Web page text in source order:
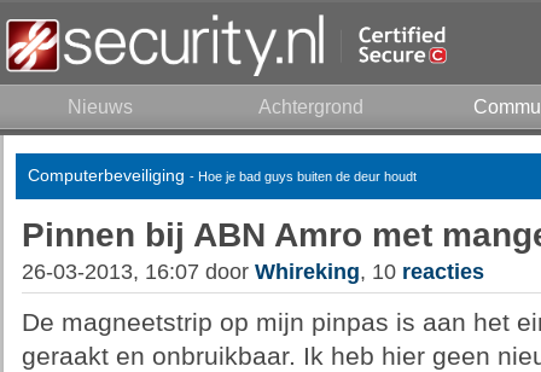
Nieuws Achtergrond
Computerbeveiliging - Hoe je bad guys buiten de deur houdt
Pinnen bij ABN Amro met
26-03-2013, 16:07 door Whireking, 10 reacties
De magneetstrip op mijn pinpas is aan het
geraakt en onbruikbaar. Ik heb hier geen